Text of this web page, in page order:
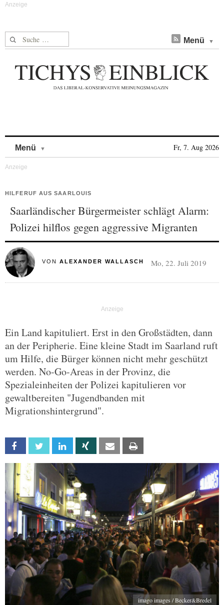
Suche nach: Menü
Menü Fr, 7. Aug 2026
HILFERUF AUS SAARLOUIS
Saarländischer Bürgermeister schlägt Alarm:
Polizei hilflos gegen aggressive Migranten
VON ALEXANDER WALLASCH Mo, 22. Juli 2019
Ein Land kapituliert. Erst in den Großstädten, dann
an der Peripherie. Eine kleine Stadt im Saarland ruft
um Hilfe, die Bürger können nicht mehr geschützt
werden. No-Go-Areas in der Provinz, die
Spezialeinheiten der Polizei kapitulieren vor
gewaltbereiten "Jugendbanden mit
Migrationshintergrund".
Facebook Twitter Linkedin Xing Email
imago images / Becker&Bredel